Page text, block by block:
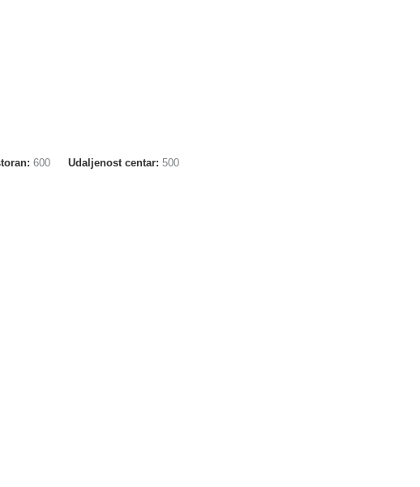
600 Udaljenost centar: 500